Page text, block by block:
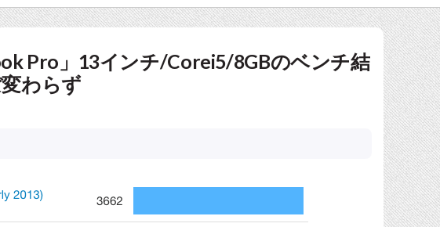
Pro」13インチ/Corei5/8GBのベンチ結
わらず